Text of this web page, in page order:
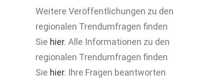
Weitere Veröffentlichungen zu den
regionalen Trendumfragen finden
Sie hier. Alle Informationen zu den
regionalen Trendumfragen finden
Sie hier. Ihre Fragen beantworten